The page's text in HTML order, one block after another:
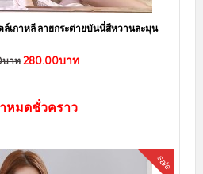
เกาหลี ลายกระต่ายบันนี่สีหวานละมุน
บาท 280.00บาท
หมดชั่วคราว
sale